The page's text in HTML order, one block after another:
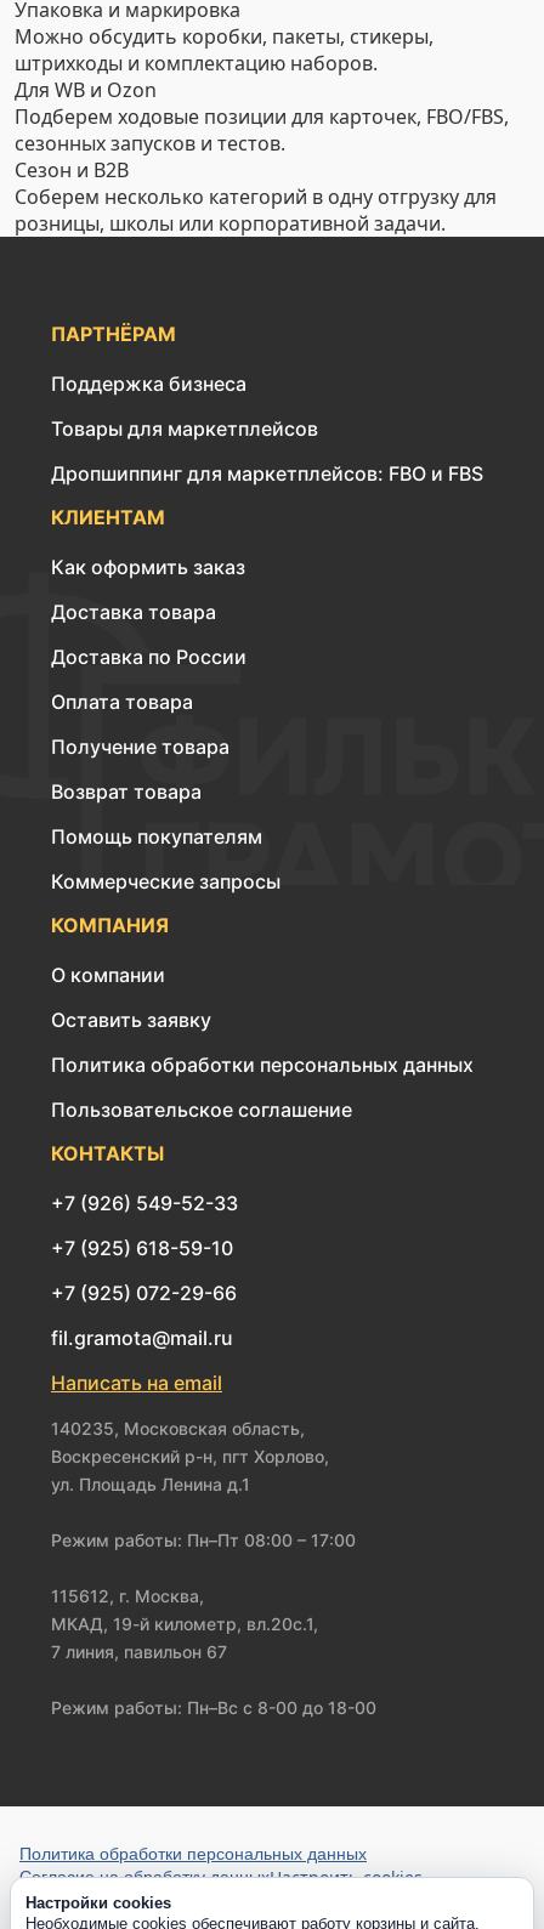
Упаковка и маркировка
Можно обсудить коробки, пакеты, стикеры,
штрихкоды и комплектацию наборов.
Для WB и Ozon
Подберем ходовые позиции для карточек, FBO/FBS,
сезонных запусков и тестов.
Сезон и B2B
Соберем несколько категорий в одну отгрузку для
розницы, школы или корпоративной задачи.
ПАРТНЁРАМ
Поддержка бизнеса
Товары для маркетплейсов
Дропшиппинг для маркетплейсов: FBO и FBS
КЛИЕНТАМ
Как оформить заказ
Доставка товара
Доставка по России
Оплата товара
Получение товара
Возврат товара
Помощь покупателям
Коммерческие запросы
КОМПАНИЯ
О компании
Оставить заявку
Политика обработки персональных данных
Пользовательское соглашение
КОНТАКТЫ
+7 (926) 549-52-33
+7 (925) 618-59-10
+7 (925) 072-29-66
fil.gramota@mail.ru
Написать на email
140235, Московская область,
Воскресенский р-н, пгт Хорлово,
ул. Площадь Ленина д.1
Режим работы: Пн–Пт 08:00 – 17:00
115612, г. Москва,
МКАД, 19-й километр, вл.20с.1,
7 линия, павильон 67
Режим работы: Пн–Вс с 8-00 до 18-00
Политика обработки персональных данных
Согласие на обработку данныхНастроить cookies
Настройки cookies
Необходимые cookies обеспечивают работу корзины и сайта.